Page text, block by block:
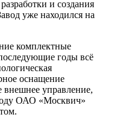
и создания
уже находился на
комплектные
годы всё
оснащение
внешнее управление,
ОАО «Москвич»